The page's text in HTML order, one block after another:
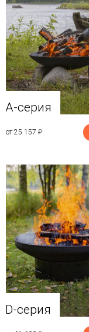
A-серия
от 25 157 ₽
D-серия